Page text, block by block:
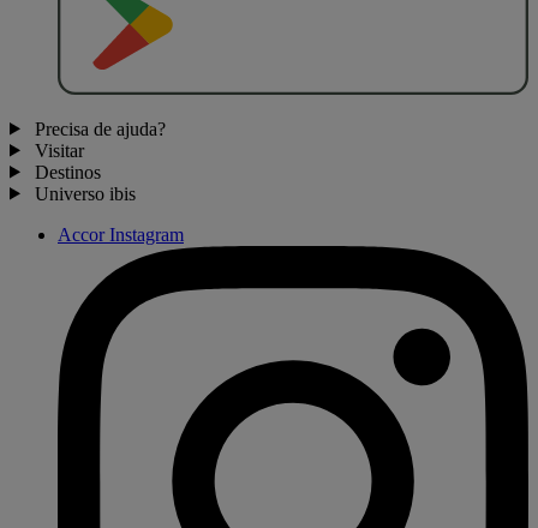
Precisa de ajuda?
Visitar
Destinos
Universo ibis
Accor Instagram